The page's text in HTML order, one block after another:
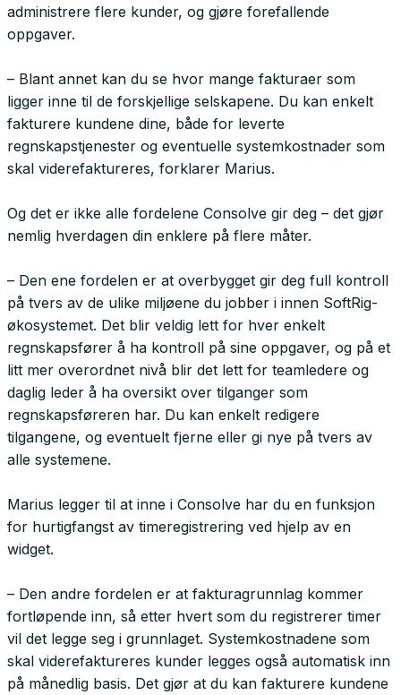
administrere flere kunder, og gjøre forefallende
oppgaver.
– Blant annet kan du se hvor mange fakturaer som
ligger inne til de forskjellige selskapene. Du kan enkelt
fakturere kundene dine, både for leverte
regnskapstjenester og eventuelle systemkostnader som
skal viderefaktureres, forklarer Marius.
Og det er ikke alle fordelene Consolve gir deg – det gjør
nemlig hverdagen din enklere på flere måter.
– Den ene fordelen er at overbygget gir deg full kontroll
på tvers av de ulike miljøene du jobber i innen SoftRig-
økosystemet. Det blir veldig lett for hver enkelt
regnskapsfører å ha kontroll på sine oppgaver, og på et
litt mer overordnet nivå blir det lett for teamledere og
daglig leder å ha oversikt over tilganger som
regnskapsføreren har. Du kan enkelt redigere
tilgangene, og eventuelt fjerne eller gi nye på tvers av
alle systemene.
Marius legger til at inne i Consolve har du en funksjon
for hurtigfangst av timeregistrering ved hjelp av en
widget.
– Den andre fordelen er at fakturagrunnlag kommer
fortløpende inn, så etter hvert som du registrerer timer
vil det legge seg i grunnlaget. Systemkostnadene som
skal viderefaktureres kunder legges også automatisk inn
på månedlig basis. Det gjør at du kan fakturere kundene